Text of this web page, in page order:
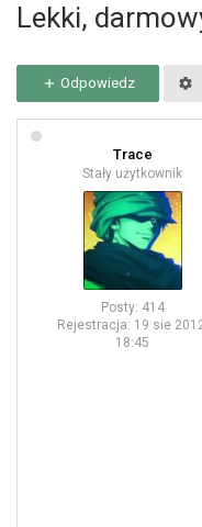
Lekki,
Odpowiedz
Trace
Stały użytkownik
Posty: 414
Rejestracja: 19 sie
18:45